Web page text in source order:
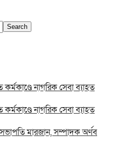
Search
নাগরিক সেবা ব্যাহত
নাগরিক সেবা ব্যাহত
মারজান, সম্পাদক অর্ণব